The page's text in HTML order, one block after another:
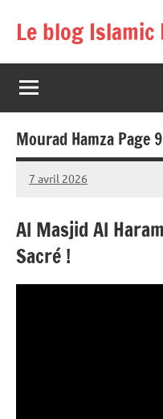
Le blog Islamic
Mourad Hamza Page 9
7 avril 2026
prieres
Al Masjid Al
Sacré !